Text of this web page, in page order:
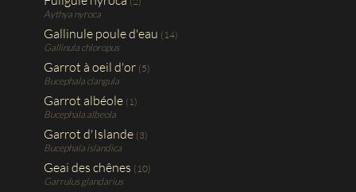
Aythya nyroca
Gallinule poule d'eau (14)
Gallinula chloropus
Garrot à oeil d'or (5)
Bucephala clangula
Garrot albéole (1)
Bucephala albeola
Garrot d'Islande (3)
Bucephala islandica
Geai des chênes (10)
Garrulus glandarius